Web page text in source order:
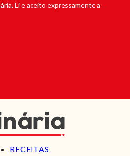
Li e aceito expressamente a
RECEITAS